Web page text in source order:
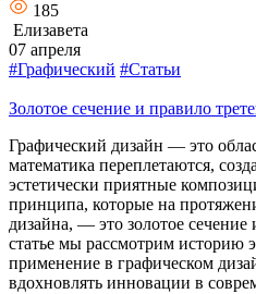
185
Елизавета
07 апреля
#Графический #Статьи
Золотое сечение и правило
Графический дизайн — это
математика переплетаются,
эстетически приятные
принципа, которые на
дизайна, — это золотое сечение
статье мы рассмотрим историю
применение в графическом
вдохновлять инновации в